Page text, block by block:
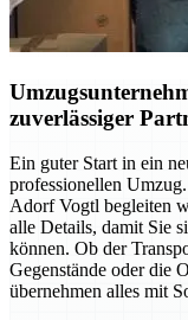
zuverlässiger
Ein guter Start in ein
professionellen
Adorf Vogtl begleiten
alle Details, damit Sie
können. Ob der
Gegenstände oder die
übernehmen alles mit